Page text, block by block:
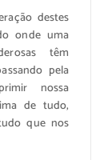
destes
onde uma
têm
pela
nossa
de tudo,
que nos